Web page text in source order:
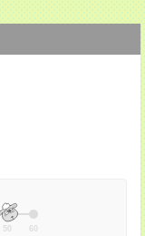
50 60